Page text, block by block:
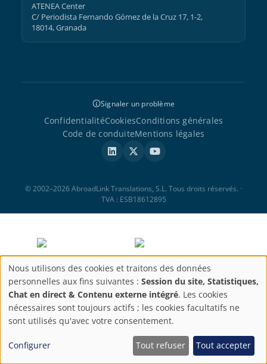
ATENEA Center
C/ Periodista Fernando Gómez de la Cruz 17, 1-2,
18014, Granada
Signaler un problème
ConfidentialitéCookiesConditions générales
Code de conduiteMentions légales
© 2002–2026 AbroadLink Translations, S.L. Tous droits réservés. ·
TVA : ESB18612895
ABROADLINK TRANSLATIONS, S.L. a été bénéficiaire du Fonds
Paramètres
de
confidentialité
Nous utilisons des cookies et traitons des données
personnelles aux fins suivantes : Session du site, Statistiques,
Chat en direct & Contenu externe intégré. Les cookies
nécessaires sont toujours actifs ; les cookies facultatifs ne
sont utilisés qu'avec votre consentement.
Configurer Tout refuser Tout accepter